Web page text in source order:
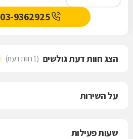
03-9362925
הצג חוות דעת גולשים (1 חוות דעת)
על השירות
שעות פעילות